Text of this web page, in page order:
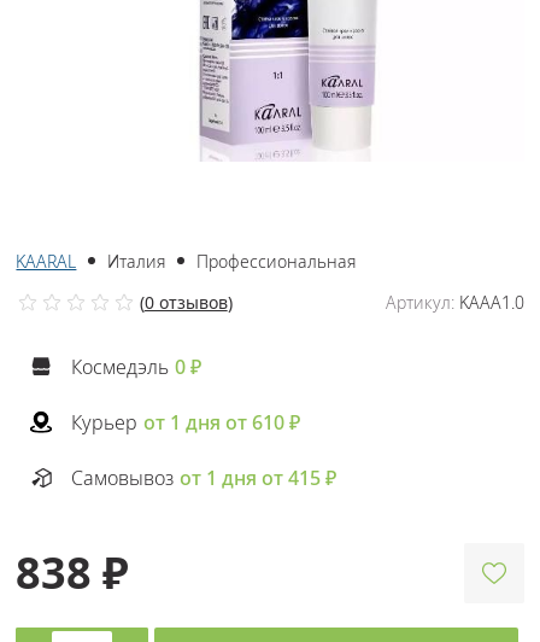
KAARAL Италия
Профессиональная
Артикул:KAAA1.0
(0 отзывов)
Космедэль 0 ₽
Курьер от 1 дня от 610 ₽
Самовывоз от 1 дня от 415 ₽
838 ₽